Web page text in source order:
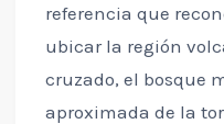
referencia que
ubicar la región
cruzado, el bosque
aproximada de la